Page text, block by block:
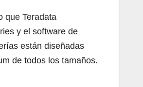
que Teradata
y el software de
están diseñadas
de todos los tamaños.